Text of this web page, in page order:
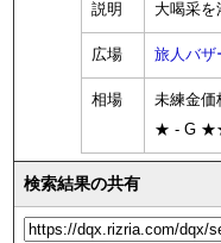
説明 大喝采を
広場 旅人バザ
相場
未練金価
★ - G
検索結果の共有